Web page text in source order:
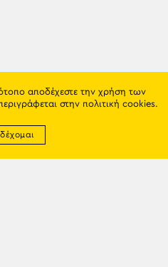
αποδέχεστε την χρήση των
στην πολιτική cookies.